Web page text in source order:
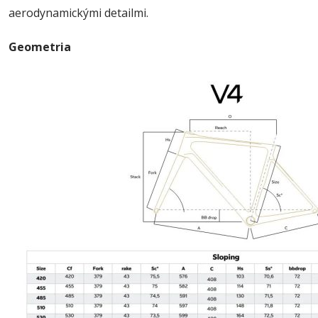
aerodynamickými detailmi.
Geometria